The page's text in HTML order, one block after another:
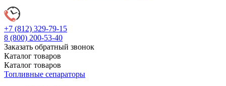
+7 (812) 329-79-15
8 (800) 200-53-40
Заказать обратный звонок
Каталог товаров
Каталог товаров
Топливные сепараторы